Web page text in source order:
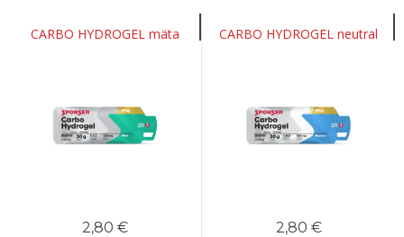
CARBO HYDROGEL mäta
2,80 €
CARBO HYDROGEL neutral
2,80 €